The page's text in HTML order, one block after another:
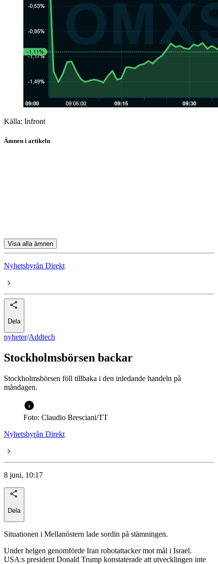
Källa: Infront
Ämnen i artikeln
Visa alla ämnen
Nyhetsbyrån Direkt
Dela
nyheter/Addtech
Stockholmsbörsen backar
Stockholmsbörsen föll tillbaka i den inledande handeln på
måndagen.
Foto: Claudio Bresciani/TT
Nyhetsbyrån Direkt
8 juni, 10:17
Dela
Situationen i Mellanöstern lade sordin på stämningen.
Under helgen genomförde Iran robotattacker mot mål i Israel.
USA:s president Donald Trump konstaterade att utvecklingen inte